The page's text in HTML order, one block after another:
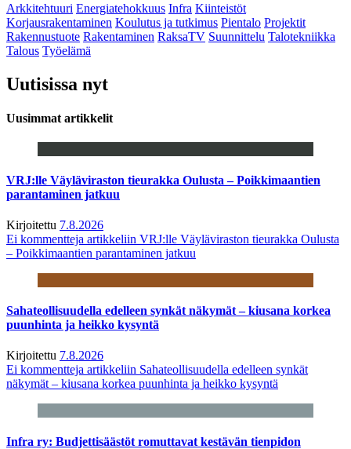
Arkkitehtuuri Energiatehokkuus Infra Kiinteistöt
Korjausrakentaminen Koulutus ja tutkimus Pientalo Projektit
Rakennustuote Rakentaminen RaksaTV Suunnittelu Talotekniikka
Talous Työelämä
Uutisissa nyt
Uusimmat artikkelit
VRJ:lle Väyläviraston tieurakka Oulusta – Poikkimaantien
parantaminen jatkuu
Kirjoitettu 7.8.2026
Ei kommentteja artikkeliin VRJ:lle Väyläviraston tieurakka Oulusta
– Poikkimaantien parantaminen jatkuu
Sahateollisuudella edelleen synkät näkymät – kiusana korkea
puunhinta ja heikko kysyntä
Kirjoitettu 7.8.2026
Ei kommentteja artikkeliin Sahateollisuudella edelleen synkät
näkymät – kiusana korkea puunhinta ja heikko kysyntä
Infra ry: Budjettisäästöt romuttavat kestävän tienpidon